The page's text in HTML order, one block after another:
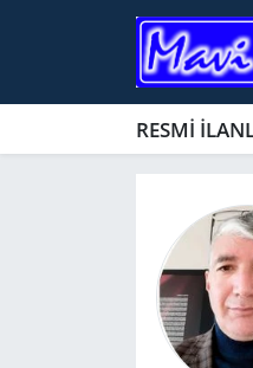
RESMİ
ANTİK YERLER
ASAYİŞ
BİLİM VE
Nöbetçi Eczaneler
Hava Durumu
Namaz Vakitleri
Trafik Durumu
Süper Lig Puan